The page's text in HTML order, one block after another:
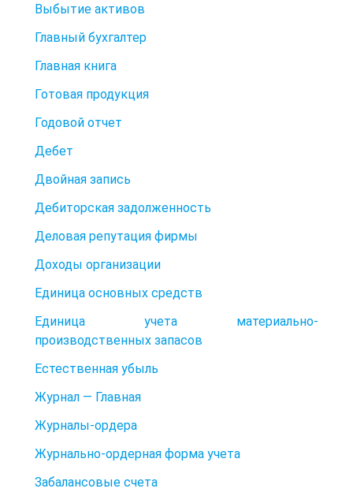
Выбытие активов
Главный бухгалтер
Главная книга
Готовая продукция
Годовой отчет
Дебет
Двойная запись
Дебиторская задолженность
Деловая репутация фирмы
Доходы организации
Единица основных средств
Единица учета материально-
производственных запасов
Естественная убыль
Журнал — Главная
Журналы-ордера
Журнально-ордерная форма учета
Забалансовые счета